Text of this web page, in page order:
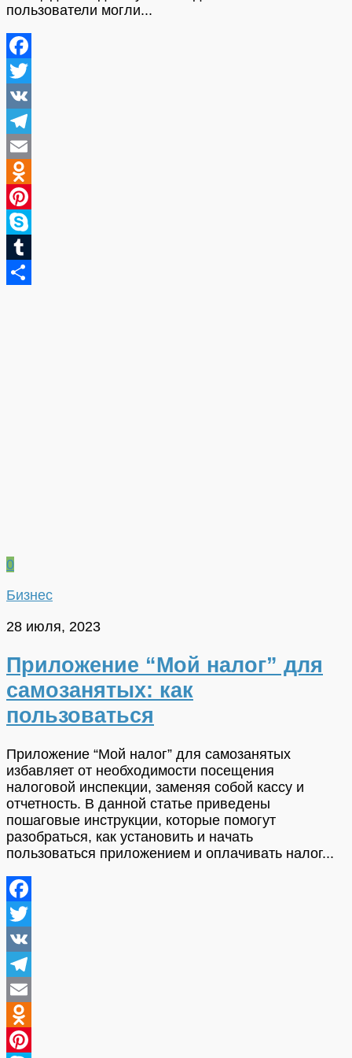
пользователи могли...
Facebook
Twitter
VK
Telegram
Email
Odnoklassniki
Pinterest
Skype
Tumblr
0
Бизнес
28 июля, 2023
Приложение “Мой налог” для
самозанятых: как
пользоваться
Приложение “Мой налог” для самозанятых
избавляет от необходимости посещения
налоговой инспекции, заменяя собой кассу и
отчетность. В данной статье приведены
пошаговые инструкции, которые помогут
разобраться, как установить и начать
пользоваться приложением и оплачивать налог...
Facebook
Twitter
VK
Telegram
Email
Odnoklassniki